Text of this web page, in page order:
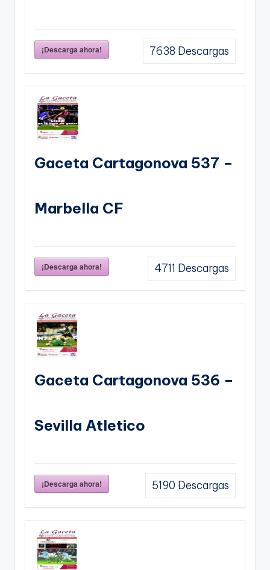
¡Descarga ahora! 7638 Descargas
Gaceta Cartagonova 537 –
Marbella CF
¡Descarga ahora! 4711 Descargas
Gaceta Cartagonova 536 –
Sevilla Atletico
¡Descarga ahora! 5190 Descargas